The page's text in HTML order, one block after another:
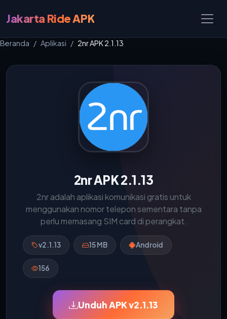
Jakarta Ride APK
Beranda Aplikasi 2nr APK 2.1.13
2nr APK 2.1.13
2nr adalah aplikasi komunikasi gratis untuk
menggunakan nomor telepon sementara tanpa
perlu memasang SIM card di perangkat.
v2.1.13 15 MB Android
156
Unduh APK v2.1.13